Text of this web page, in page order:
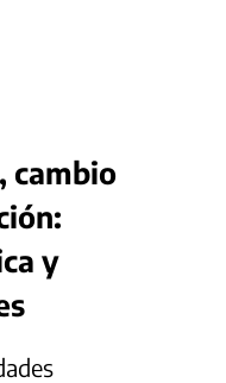
cambio
y